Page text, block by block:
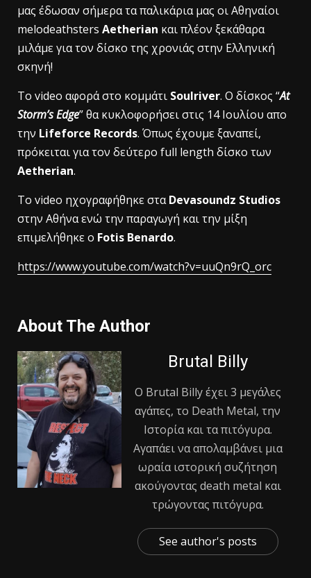
μας έδωσαν σήμερα τα παλικάρια μας οι Αθηναίοι
melodeathsters Aetherian και πλέον ξεκάθαρα
μιλάμε για τον δίσκο της χρονιάς στην Ελληνική
σκηνή!
Το video αφορά στο κομμάτι Soulriver. Ο δίσκος “At
Storm’s Edge” θα κυκλοφορήσει στις 14 Ιουλίου απο
την Lifeforce Records. Όπως έχουμε ξαναπεί,
πρόκειται για τον δεύτερο full length δίσκο των
Aetherian.
To video ηχογραφήθηκε σταDevasoundz Studios
στην Αθήνα ενώ την παραγωγή και την μίξη
επιμελήθηκε ο Fotis Benardo.
https://www.youtube.com/watch?v=uuQn9rQ_orc
About The Author
Brutal Billy
Ο Βrutal Βilly έχει 3 μεγάλες
αγάπες, το Death Metal, την
Ιστορία και τα πιτόγυρα.
Αγαπάει να απολαμβάνει μια
ωραία ιστορική συζήτηση
ακούγοντας death metal και
τρώγοντας πιτόγυρα.
See author's posts